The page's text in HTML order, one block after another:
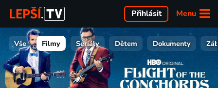
Menu
Přihlásit
Vše Filmy Seriály Dětem Dokumenty